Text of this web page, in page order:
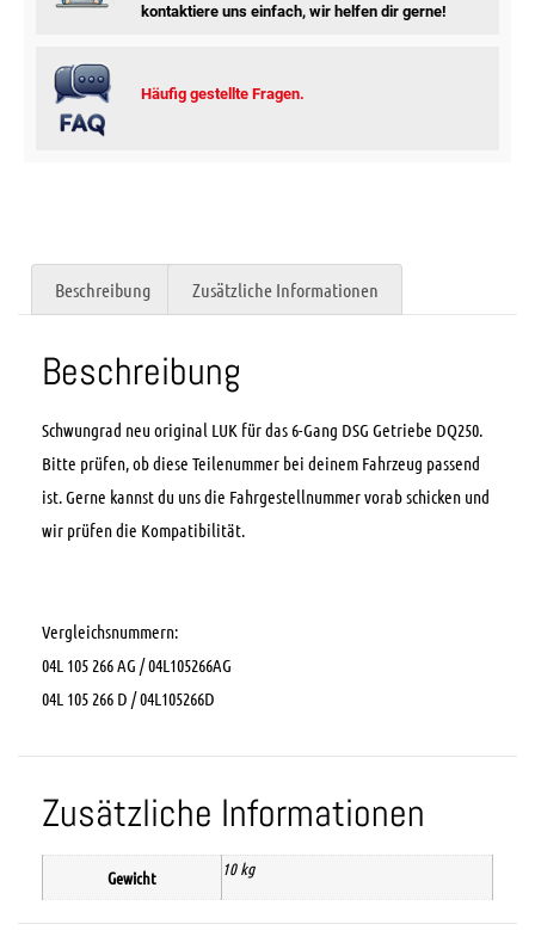
kontaktiere uns einfach, wir helfen dir gerne!
Häufig gestellte Fragen.
Beschreibung Zusätzliche Informationen
Beschreibung
Schwungrad neu original LUK für das 6-Gang DSG Getriebe DQ250.
Bitte prüfen, ob diese Teilenummer bei deinem Fahrzeug passend
ist. Gerne kannst du uns die Fahrgestellnummer vorab schicken und
wir prüfen die Kompatibilität.
Vergleichsnummern:
04L 105 266 AG / 04L105266AG
04L 105 266 D / 04L105266D
Zusätzliche Informationen
Gewicht 10 kg